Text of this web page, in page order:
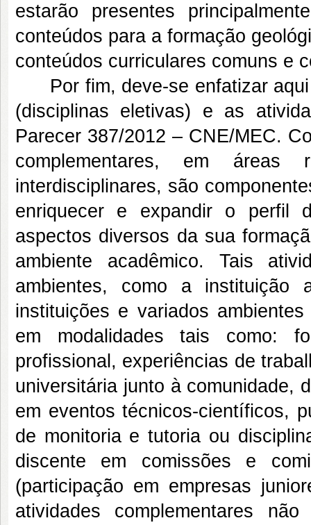
estarão presentes
conteúdos para a formação
conteúdos curriculares comuns e
Por fim, deve-se enfatizar aqui
(disciplinas eletivas) e as
Parecer 387/2012 – CNE/MEC.
complementares, em áreas
interdisciplinares, são
enriquecer e expandir o perfil
aspectos diversos da sua
ambiente acadêmico. Tais
ambientes, como a
instituições e variados
em modalidades tais como:
profissional, experiências de
universitária junto à comunidade,
em eventos técnicos-científicos,
de monitoria e tutoria ou
discente em comissões e
(participação em empresas
atividades complementares